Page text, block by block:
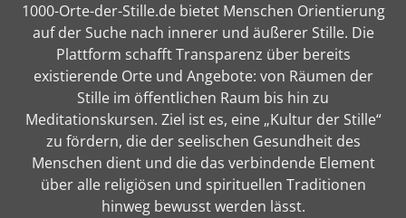
1000-Orte-der-Stille.de bietet Menschen Orientierung
auf der Suche nach innerer und äußerer Stille. Die
Plattform schafft Transparenz über bereits
existierende Orte und Angebote: von Räumen der
Stille im öffentlichen Raum bis hin zu
Meditationskursen. Ziel ist es, eine „Kultur der Stille“
zu fördern, die der seelischen Gesundheit des
Menschen dient und die das verbindende Element
über alle religiösen und spirituellen Traditionen
hinweg bewusst werden lässt.